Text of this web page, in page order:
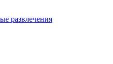
развлечения